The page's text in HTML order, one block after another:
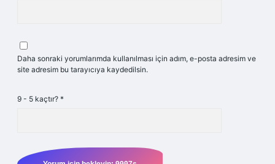
Daha sonraki yorumlarımda kullanılması için adım, e-posta adresim ve
site adresim bu tarayıcıya kaydedilsin.
9 - 5 kaçtır? *